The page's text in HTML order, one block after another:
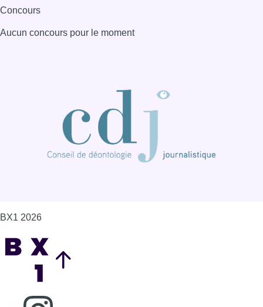
Concours
Aucun concours pour le moment
BX1 2026
Consulter page Instagram